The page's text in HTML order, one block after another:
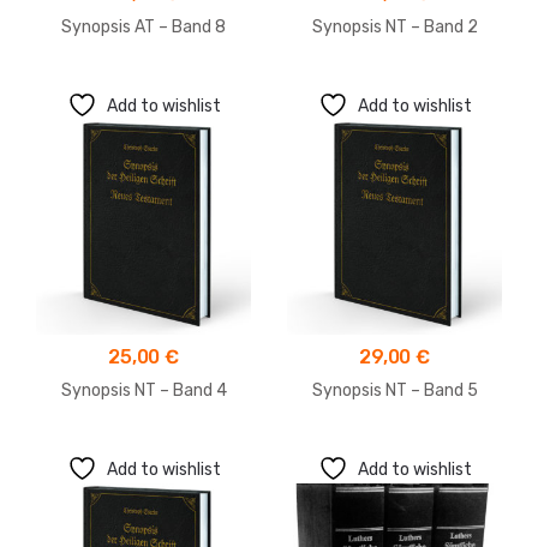
Synopsis AT – Band 8 Synopsis NT – Band 2
Add to wishlist
25,00€
Synopsis NT – Band 4
Add to wishlist
29,00€
Synopsis NT – Band 5
Add to wishlist Add to wishlist